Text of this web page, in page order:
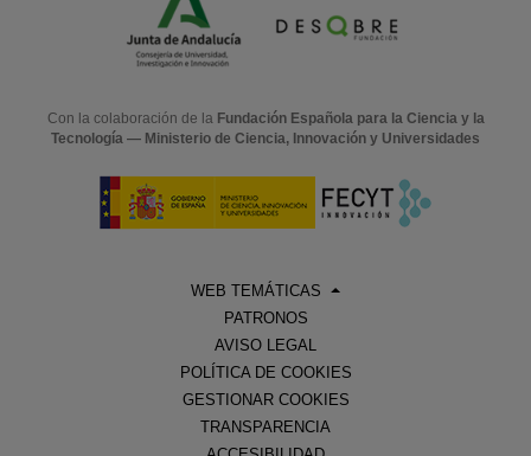
Con la colaboración de la Fundación Española para la Ciencia y la
Tecnología — Ministerio de Ciencia, Innovación y Universidades
WEB TEMÁTICAS
PATRONOS
AVISO LEGAL
POLÍTICA DE COOKIES
GESTIONAR COOKIES
TRANSPARENCIA